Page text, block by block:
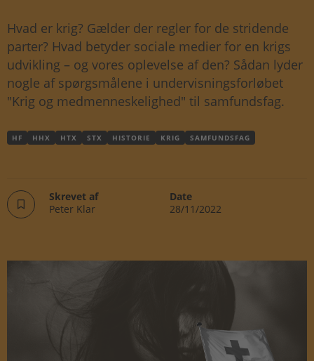
HF HHX HTX STX HISTORIE KRIG SAMFUNDSFAG
Hvad er krig? Gælder der regler for de stridende
parter? Hvad betyder sociale medier for en krigs
udvikling – og vores oplevelse af den? Sådan lyder
nogle af spørgsmålene i undervisningsforløbet
"Krig og medmenneskelighed" til samfundsfag.
Skrevet af
Peter Klar
Date
28/11/2022